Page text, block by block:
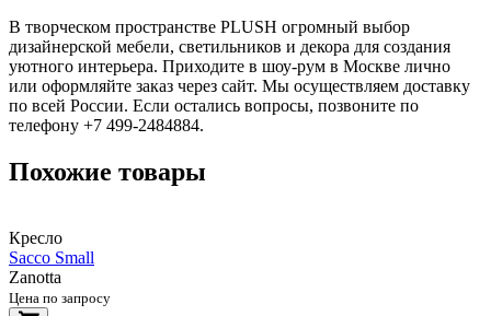
В творческом пространстве PLUSH огромный выбор
дизайнерской мебели, светильников и декора для создания
уютного интерьера. Приходите в шоу-рум в Москве лично
или оформляйте заказ через сайт. Мы осуществляем доставку
по всей России. Если остались вопросы, позвоните по
телефону +7 499-2484884.
Похожие товары
Кресло
Sacco Small
Zanotta
Цена по запросу